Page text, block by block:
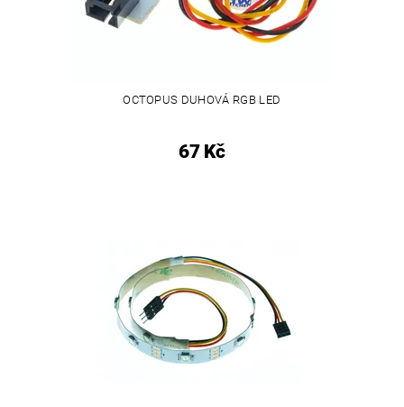
OCTOPUS DUHOVÁ RGB LED
67 Kč